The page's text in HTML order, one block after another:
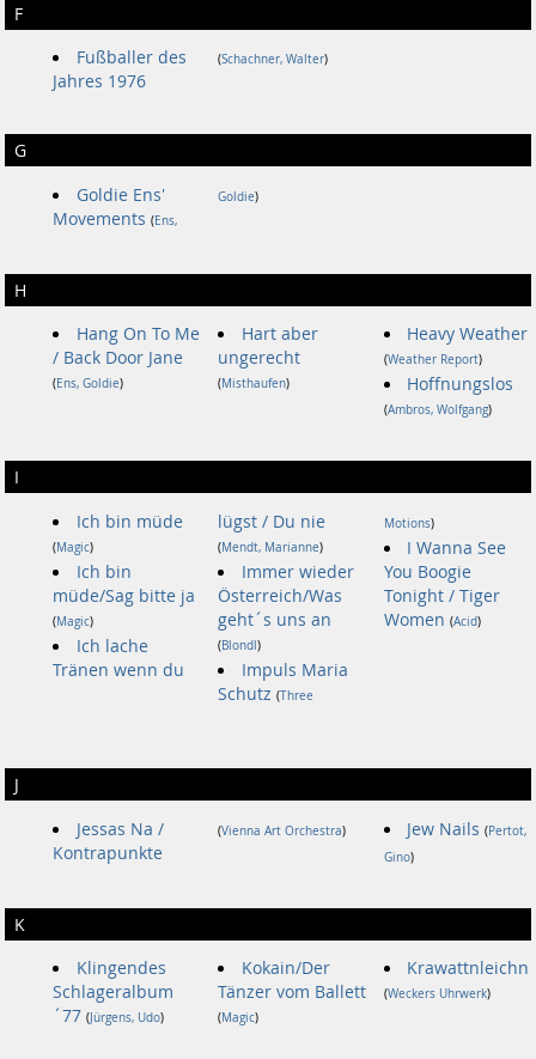
F
Fußballer des
Jahres 1976
(Schachner, Walter)
G
Goldie Ens'
Movements (Ens,
Goldie)
H
Hang On To Me
/ Back Door Jane
(Ens, Goldie)
Hart aber
ungerecht
(Misthaufen)
Heavy Weather
(Weather Report)
Hoffnungslos
(Ambros, Wolfgang)
I
Ich bin müde
(Magic)
Ich bin
müde/Sag bitte ja
(Magic)
Ich lache
Tränen wenn du
lügst / Du nie
(Mendt, Marianne)
Immer wieder
Österreich/Was
geht´s uns an
(Blondl)
Impuls Maria
Schutz (Three
Motions)
I Wanna See
You Boogie
Tonight / Tiger
Women (Acid)
J
Jessas Na /
Kontrapunkte
(Vienna Art Orchestra) Jew Nails (Pertot,
Gino)
K
Klingendes
Schlageralbum
´77 ( Jürgens, Udo)
Kokain/Der
Tänzer vom Ballett
(Magic)
Krawattnleichn
(Weckers Uhrwerk)